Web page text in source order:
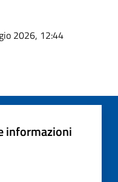
2026, 12:44
informazioni